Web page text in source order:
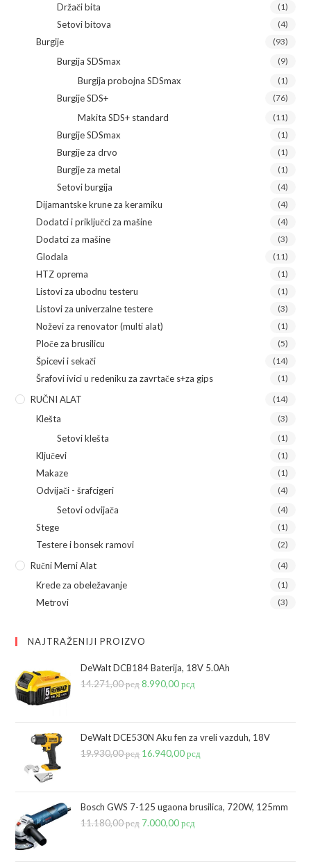
Držači bita (1)
Setovi bitova (4)
Burgije (93)
Burgija SDSmax (9)
Burgija probojna SDSmax (1)
Burgije SDS+ (76)
Makita SDS+ standard (11)
Burgije SDSmax (1)
Burgije za drvo (1)
Burgije za metal (1)
Setovi burgija (4)
Dijamantske krune za keramiku (4)
Dodatci i priključci za mašine (4)
Dodatci za mašine (3)
Glodala (11)
HTZ oprema (1)
Listovi za ubodnu testeru (1)
Listovi za univerzalne testere (3)
Noževi za renovator (multi alat) (1)
Ploče za brusilicu (5)
Špicevi i sekači (14)
Šrafovi ivici u redeniku za zavrtače s+za gips (1)
RUČNI ALAT (14)
Klešta (3)
Setovi klešta (1)
Ključevi (1)
Makaze (1)
Odvijači - šrafcigeri (4)
Setovi odvijača (4)
Stege (1)
Testere i bonsek ramovi (2)
Ručni Merni Alat (4)
Krede za obeležavanje (1)
Metrovi (3)
NAJTRAŽENIJI PROIZVO
DeWalt DCB184 Baterija, 18V 5.0Ah
14.271,00рсдOriginalna
bila:
14.271,00 рсд.
8.990,00рсд
8.990,00 рсд.
DeWalt DCE530N Aku fen za vreli vazduh, 18V
19.930,00рсд Originalna
bila:
19.930,00 рсд.
16.940,00рсд
16.940,00 рсд.
Bosch GWS 7-125 ugaona brusilica, 720W, 125mm
11.180,00рсд Originalna
7.000,00рсд